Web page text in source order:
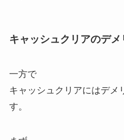
キャッシュクリアのデ
一方で
キャッシュクリアにはデメ
す。